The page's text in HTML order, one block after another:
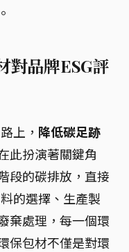
對品牌ESG評
上， 降低碳足跡
此扮演著關鍵角
段的碳排放，直接
的選擇、生產製
棄處理，每一個環
保包材不僅是對環